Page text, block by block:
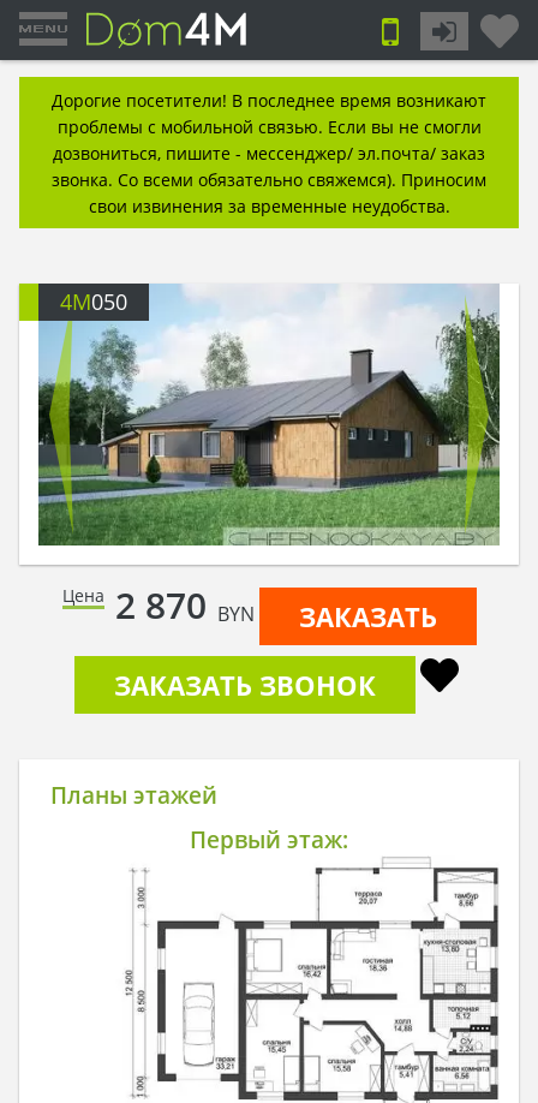
Дорогие посетители! В последнее время возникают
проблемы с мобильной связью. Если вы не смогли
дозвониться, пишите - мессенджер/ эл.почта/ заказ
звонка. Со всеми обязательно свяжемся). Приносим
свои извинения за временные неудобства.
4M050
Цена 2 870 BYN
ЗАКАЗАТЬ
ЗАКАЗАТЬ ЗВОНОК
Планы этажей
Первый этаж: